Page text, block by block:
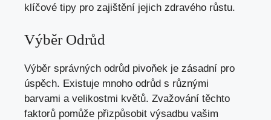
klíčové tipy pro zajištění jejich zdravého růstu.
Výběr Odrůd
Výběr správných odrůd pivoňek je zásadní pro
úspěch. Existuje mnoho odrůd s různými
barvami a velikostmi květů. Zvažování těchto
faktorů pomůže přizpůsobit výsadbu vašim